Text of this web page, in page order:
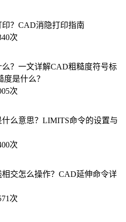
？CAD消隐打印指南
次
？一文详解CAD粗糙度符号标
是什么？
次
么意思？LIMITS命令的设置与
次
交怎么操作？CAD延伸命令详
次